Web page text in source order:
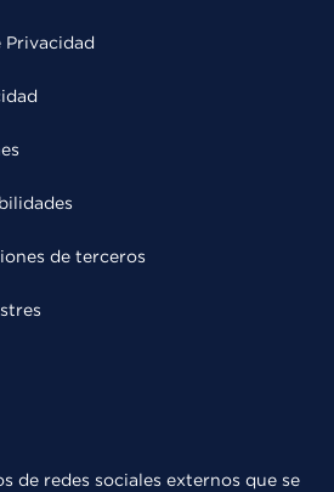
Privacidad
de terceros
de redes sociales externos que se